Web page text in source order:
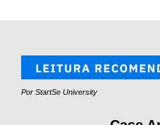
Por StartSe University